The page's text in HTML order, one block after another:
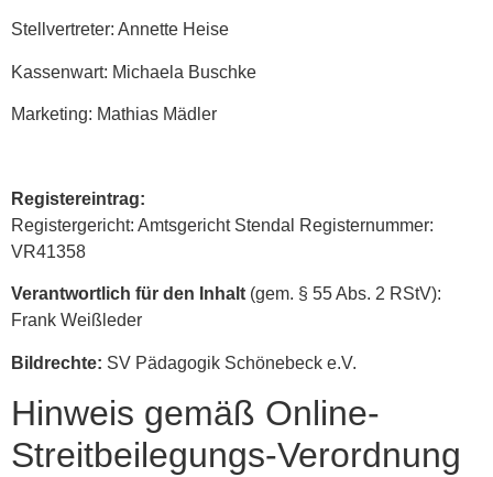
Stellvertreter: Annette Heise
Kassenwart: Michaela Buschke
Marketing: Mathias Mädler
Registereintrag:
Registergericht: Amtsgericht Stendal Registernummer:
VR41358
Verantwortlich für den Inhalt (gem. § 55 Abs. 2 RStV):
Frank Weißleder
Bildrechte: SV Pädagogik Schönebeck e.V.
Hinweis gemäß Online-
Streitbeilegungs-Verordnung